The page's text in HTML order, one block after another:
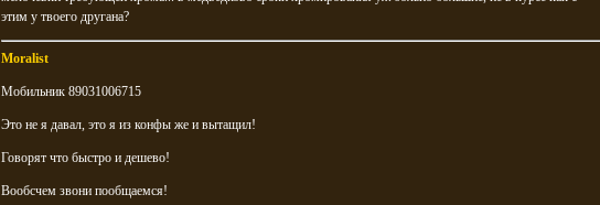
этим у твоего другана?
Moralist
Мобильник 89031006715
Это не я давал, это я из конфы же и вытащил!
Говорят что быстро и дешево!
Вообсчем звони пообщаемся!